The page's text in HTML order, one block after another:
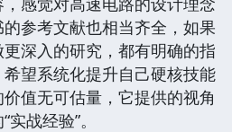
参考文献也相当齐全，如果
深入的研究，都有明确的指
望系统化提升自己硬核技能
值无可估量，它提供的视角
战经验”。